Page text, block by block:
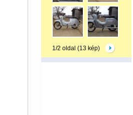
1/2 oldal (13 kép)